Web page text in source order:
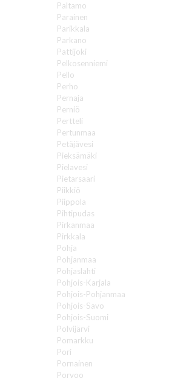
Paltamo
Parainen
Parikkala
Parkano
Pattijoki
Pelkosenniemi
Pello
Perho
Pernaja
Perniö
Pertteli
Pertunmaa
Petäjävesi
Pieksämäki
Pielavesi
Pietarsaari
Piikkiö
Piippola
Pihtipudas
Pirkanmaa
Pirkkala
Pohja
Pohjanmaa
Pohjaslahti
Pohjois-Karjala
Pohjois-Pohjanmaa
Pohjois-Savo
Pohjois-Suomi
Polvijärvi
Pomarkku
Pori
Pornainen
Porvoo